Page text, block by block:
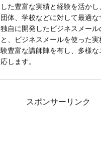
した豊富な実績と経験を活かし
団体、学校などに対して最適な
独自に開発したビジネスメー
と、ビジネスメールを使った
験豊富な講師陣を有し、多様
応します。
スポンサーリンク